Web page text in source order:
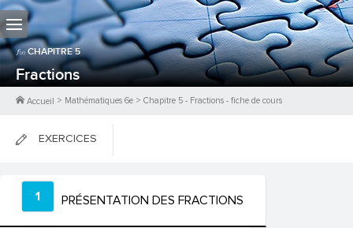
CHAPITRE5
Fractions
Accueil > Mathématiques 6e > Chapitre 5 - Fractions - fiche de cours
EXERCICES
FICHES DE COURS
1 PRÉSENTATION DES FRACTIONS